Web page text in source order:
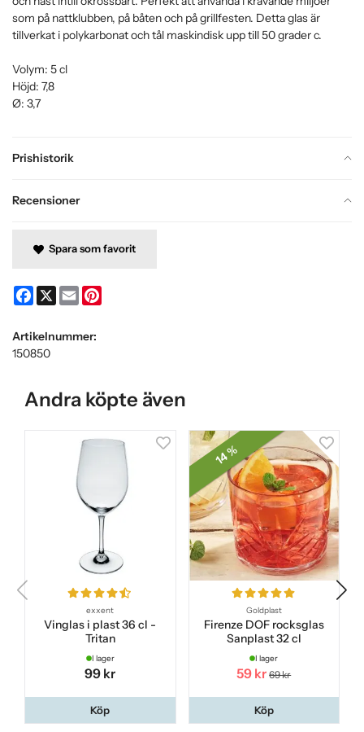
Prishistorik
Recensioner
som på nattklubben, på båten och på grillfesten. Detta glas är
tillverkat i polykarbonat och tål maskindisk upp till 50 grader c.
Volym: 5 cl
Höjd: 7,8
Ø: 3,7
Spara som favorit
Facebook
X Email
Artikelnummer:
150850
Andra köpte även
exxent
Vinglas i plast 36 cl -
Tritan
I lager
99 kr
Köp
14 %
Goldplast
Firenze DOF rocksglas
Sanplast 32 cl
I lager
59 kr 69 kr
Köp